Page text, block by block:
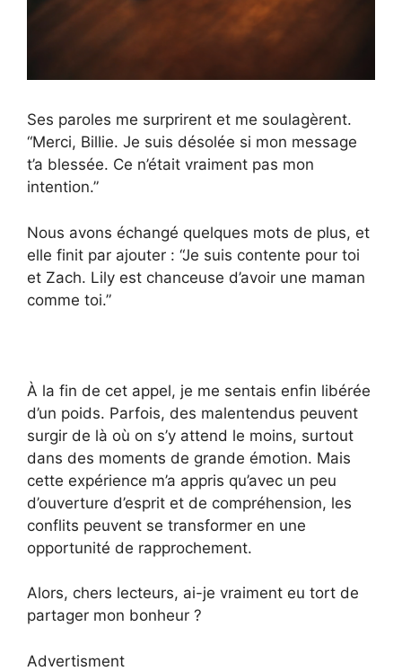
Ses paroles me surprirent et me soulagèrent.
“Merci, Billie. Je suis désolée si mon message
t’a blessée. Ce n’était vraiment pas mon
intention.”
Nous avons échangé quelques mots de plus, et
elle finit par ajouter : “Je suis contente pour toi
et Zach. Lily est chanceuse d’avoir une maman
comme toi.”
À la fin de cet appel, je me sentais enfin libérée
d’un poids. Parfois, des malentendus peuvent
surgir de là où on s’y attend le moins, surtout
dans des moments de grande émotion. Mais
cette expérience m’a appris qu’avec un peu
d’ouverture d’esprit et de compréhension, les
conflits peuvent se transformer en une
opportunité de rapprochement.
Alors, chers lecteurs, ai-je vraiment eu tort de
partager mon bonheur ?
Advertisment